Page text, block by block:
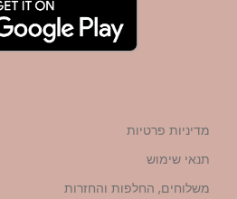
מדיניות פרטיות
תנאי שימוש
משלוחים, החלפות והחזרות